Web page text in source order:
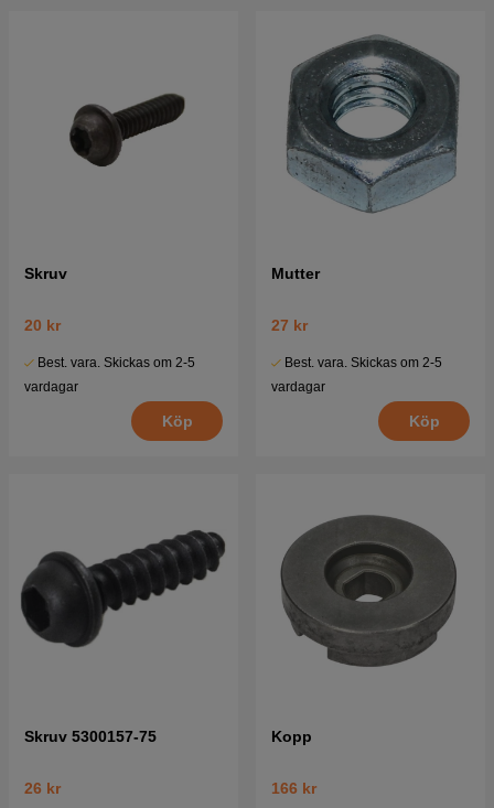
Skruv
20 kr
Best. vara. Skickas om 2-5
vardagar
Köp
Mutter
27 kr
Best. vara. Skickas om 2-5
vardagar
Köp
Skruv 5300157-75
26 kr
Kopp
166 kr